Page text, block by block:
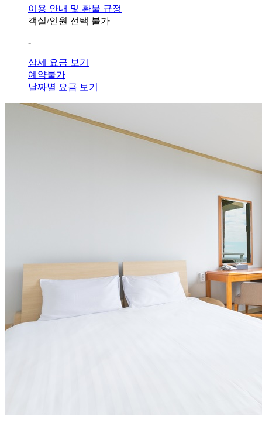
이용 안내 및 환불 규정
객실/인원 선택 불가
-
상세 요금 보기
예약불가
날짜별 요금 보기